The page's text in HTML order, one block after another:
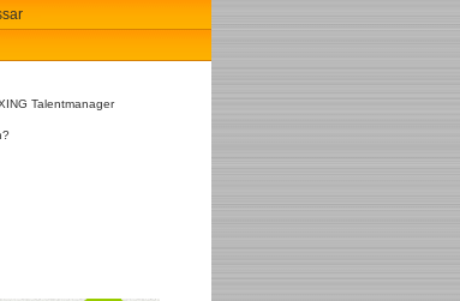
Talentmanager